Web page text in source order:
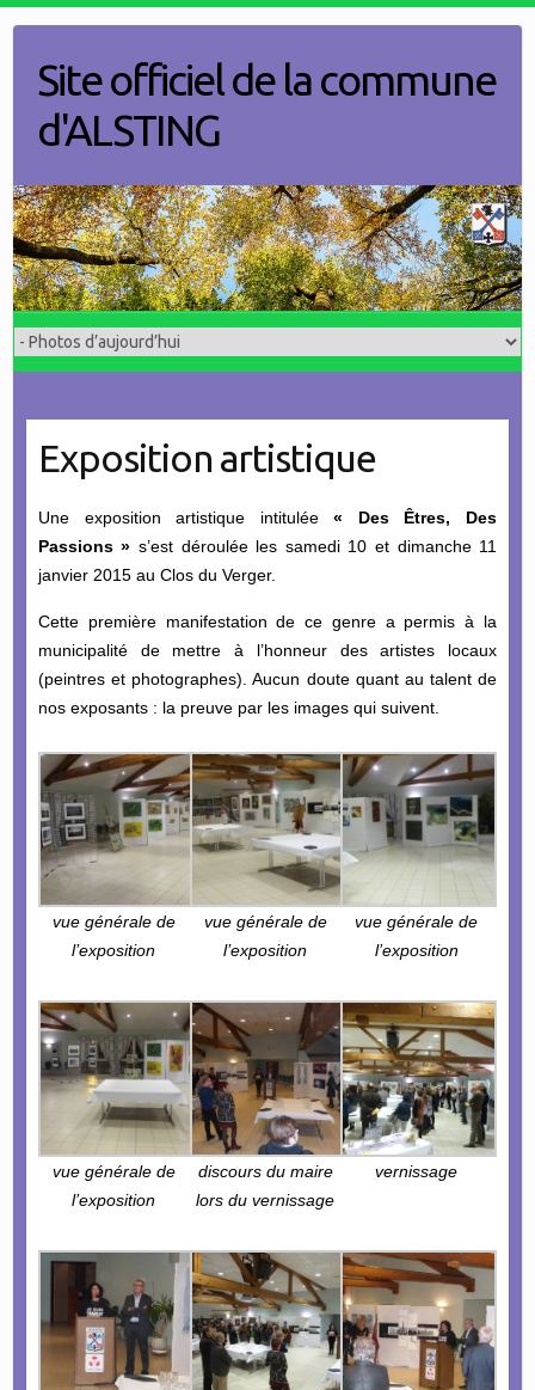
contentSite officiel de la commune
d'ALSTING
Exposition artistique
Une exposition artistique intitulée« Des Êtres, Des
Passions » s’est déroulée les samedi 10 et dimanche 11
janvier 2015 au Clos du Verger.
Cette première manifestation de ce genre a permis à la
municipalité de mettre à l’honneur des artistes locaux
(peintres et photographes). Aucun doute quant au talent de
nos exposants : la preuve par les images qui suivent.
vue générale de
l’exposition
vue générale de
l’exposition
vue générale de
l’exposition
vue générale de
l’exposition
discours du maire
lors du vernissage
vernissage